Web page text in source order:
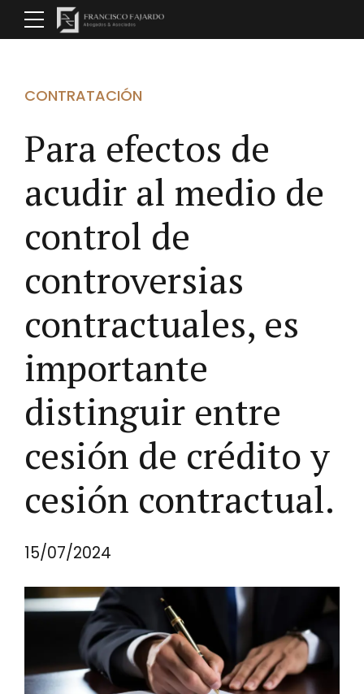
CONTRATACIÓN
Para efectos de
acudir al medio de
control de
controversias
contractuales, es
importante
distinguir entre
cesión de crédito y
cesión contractual.
15/07/2024